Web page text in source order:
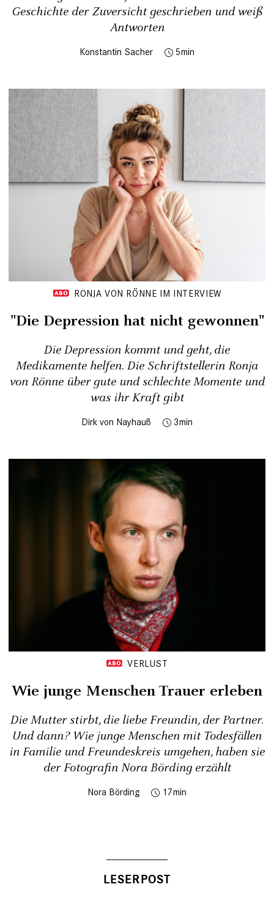
Geschichte der Zuversicht geschrieben und weiß
Antworten
Konstantin Sacher 5
RONJA VON RÖNNE IM INTERVIEW
"Die Depression hat nicht gewonnen"
Die Depression kommt und geht, die
Medikamente helfen. Die Schriftstellerin Ronja
von Rönne über gute und schlechte Momente und
was ihr Kraft gibt
Dirk von Nayhauß 3
VERLUST
Wie junge Menschen Trauer erleben
Die Mutter stirbt, die liebe Freundin, der Partner.
Und dann? Wie junge Menschen mit Todesfällen
in Familie und Freundeskreis umgehen, haben sie
der Fotografin Nora Börding erzählt
Nora Börding 17